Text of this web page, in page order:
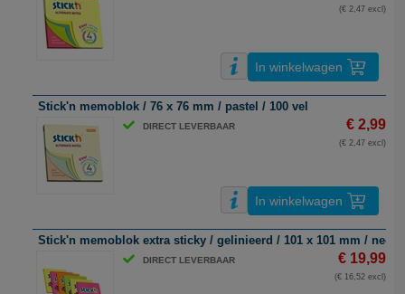
(€ 2,47 excl)
In winkelwagen
Stick'n memoblok / 76 x 76 mm / pastel / 100 vel
DIRECT LEVERBAAR € 2,99
(€ 2,47 excl)
In winkelwagen
Stick'n memoblok extra sticky / gelinieerd / 101 x 101 mm / neon
DIRECT LEVERBAAR € 19,99
(€ 16,52 excl)